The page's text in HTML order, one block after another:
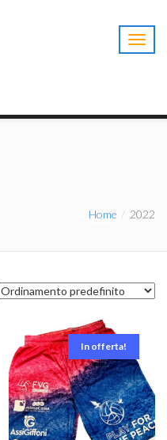
T
o
e
a
Home 2022
In offerta!